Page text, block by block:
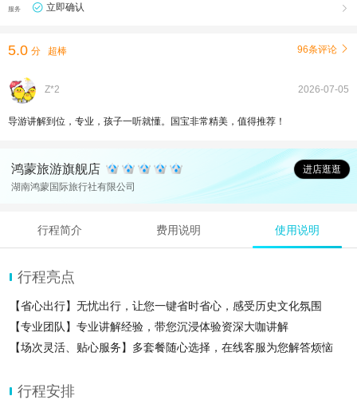
服务 立即确认 
5.0 分 超棒 96条评论 
Z*2 2026-07-05
导游讲解到位，专业，孩子一听就懂。国宝非常精美，值得推荐！
鸿蒙旅游旗舰店
进店逛逛
湖南鸿蒙国际旅行社有限公司
行程简介 费用说明 使用说明
行程亮点
【省心出行】无忧出行，让您一键省时省心，感受历史文化氛围
【专业团队】专业讲解经验，带您沉浸体验资深大咖讲解
【场次灵活、贴心服务】多套餐随心选择，在线客服为您解答烦恼
行程安排